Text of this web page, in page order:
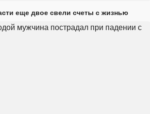
еще двое свели счеты с жизнью